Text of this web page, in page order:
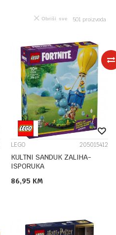
501 proizvoda
Obriši sve
LEGO 205015412
KULTNI SANDUK ZALIHA-
ISPORUKA
86,95 KM